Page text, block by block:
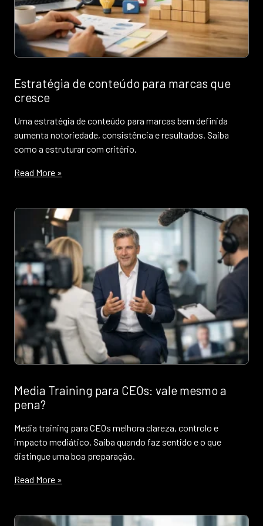
Estratégia de conteúdo para marcas que
cresce
Uma estratégia de conteúdo para marcas bem definida
aumenta notoriedade, consistência e resultados. Saiba
como a estruturar com critério.
Read More »
Media Training para CEOs: vale mesmo a
pena?
Media training para CEOs melhora clareza, controlo e
impacto mediático. Saiba quando faz sentido e o que
distingue uma boa preparação.
Read More »